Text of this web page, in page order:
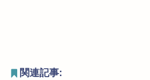
関連記事: